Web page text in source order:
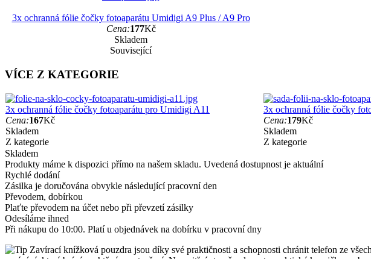
3x ochranná fólie čočky fotoaparátu Umidigi A9 Plus / A9 Pro
Cena:177Kč
Skladem
Související
VÍCE Z KATEGORIE
3x ochranná fólie čočky fotoaparátu pro Umidigi A11
Cena:167Kč
Skladem
Z kategorie
3x ochranná fólie čočky
Cena:179Kč
Skladem
Z kategorie
Skladem
Produkty máme k dispozici přímo na našem skladu. Uvedená dostupnost je aktuální
Rychlé dodání
Zásilka je doručována obvykle následující pracovní den
Převodem, dobírkou
Plaťte převodem na účet nebo při převzetí zásilky
Odesíláme ihned
Při nákupu do 10:00. Platí u objednávek na dobírku v pracovní dny
Zavírací knížková pouzdra jsou díky své praktičnosti a schopnosti chránit telefon ze